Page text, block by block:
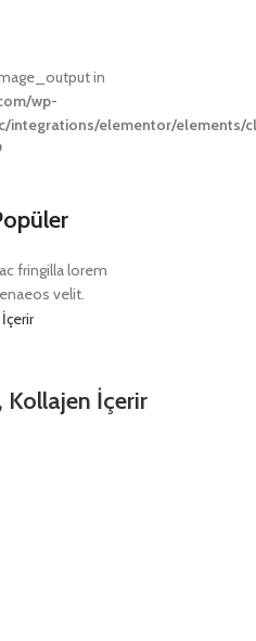
in
wp-
integrations/elementor/elements/
fringilla lorem
velit.
Kollajen İçerir